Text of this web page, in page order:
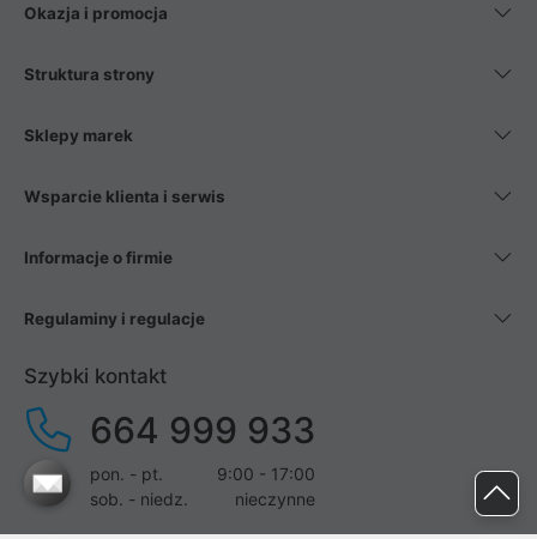
Okazja i promocja
Struktura strony
Sklepy marek
Wsparcie klienta i serwis
Informacje o firmie
Regulaminy i regulacje
Szybki kontakt
664 999 933
pon. - pt.
9:00 - 17:00
sob. - niedz.
nieczynne